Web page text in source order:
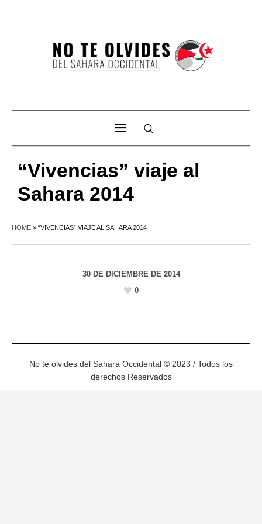
“Vivencias” viaje al
Sahara 2014
HOME » “VIVENCIAS” VIAJE AL SAHARA 2014
30 DE DICIEMBRE DE 2014
0
No te olvides del Sahara Occidental © 2023 / Todos los
derechos Reservados